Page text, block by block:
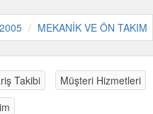
MEKANİK VE ÖN TAKIM
Takibi
Müşteri Hizmetleri